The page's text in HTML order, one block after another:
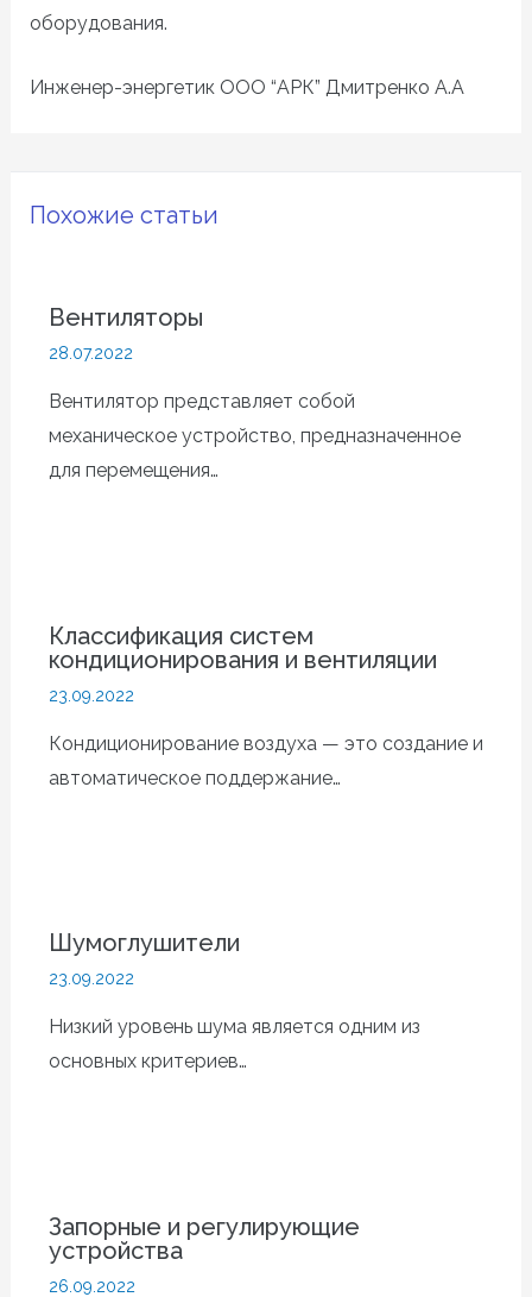
оборудования.
Инженер-энергетик ООО “АРК” Дмитренко А.А
Похожие статьи
Вентиляторы
28.07.2022
Вентилятор представляет собой
механическое устройство, предназначенное
для перемещения…
Классификация систем
кондиционирования и вентиляции
23.09.2022
Кондиционирование воздуха — это создание и
автоматическое поддержание…
Шумоглушители
23.09.2022
Низкий уровень шума является одним из
основных критериев…
Запорные и регулирующие
устройства
26.09.2022